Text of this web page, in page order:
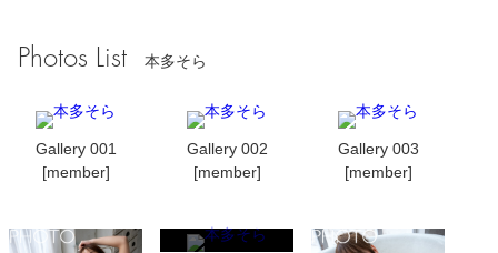
Photos List 本多そら
Gallery 001
[member]
Gallery 002
[member]
Gallery 003
[member]